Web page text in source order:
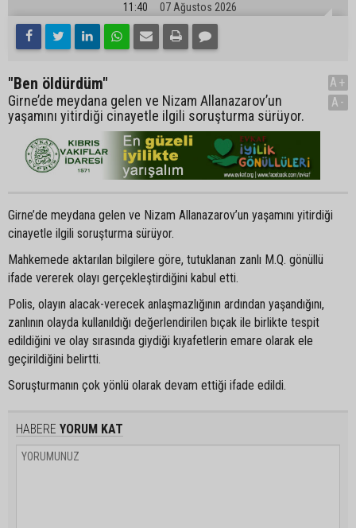
11:40 07 Ağustos 2026
"Ben öldürdüm"
Girne’de meydana gelen ve Nizam Allanazarov’un
yaşamını yitirdiği cinayetle ilgili soruşturma sürüyor.
A+
A-
Girne’de meydana gelen ve Nizam Allanazarov’un yaşamını yitirdiği
cinayetle ilgili soruşturma sürüyor.
Mahkemede aktarılan bilgilere göre, tutuklanan zanlı M.Q. gönüllü
ifade vererek olayı gerçekleştirdiğini kabul etti.
Polis, olayın alacak-verecek anlaşmazlığının ardından yaşandığını,
zanlının olayda kullanıldığı değerlendirilen bıçak ile birlikte tespit
edildiğini ve olay sırasında giydiği kıyafetlerin emare olarak ele
geçirildiğini belirtti.
Soruşturmanın çok yönlü olarak devam ettiği ifade edildi.
HABERE YORUM KAT